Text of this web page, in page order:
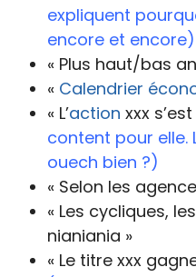
expliquent
encore et encore)
« Plus haut/bas
« Calendrier
« L’action xxx
content pour elle.
ouech bien ?)
« Selon les
« Les cycliques,
nianiania »
« Le titre xxx